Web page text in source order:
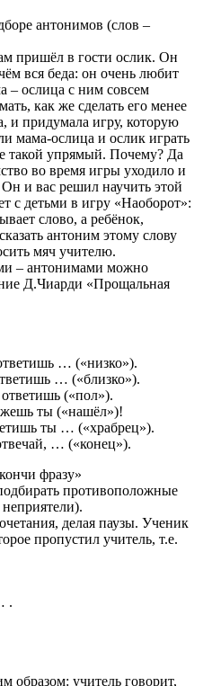
антонимов (слов –
пришёл в гости ослик. Он
вся беда: он очень любит
– ослица с ним совсем
как же сделать его менее
и придумала игру, которую
мама-ослица и ослик играть
такой упрямый. Почему? Да
во время игры уходило и
и вас решил научить этой
с детьми в игру «Наоборот»:
слово, а ребёнок,
антоним этому слову
мяч учителю.
– антонимами можно
Д.Чиарди «Прощальная
… («низко»).
… («близко»).
(«пол»).
ты («нашёл»)!
ты … («храбрец»).
… («конец»).
фразу»
противоположные
делая паузы. Ученик
пропустил учитель, т.е.
.
образом: учитель говорит,